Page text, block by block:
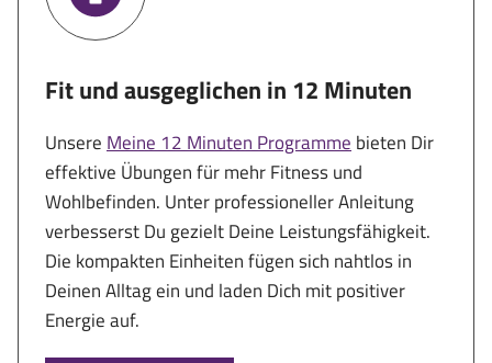
Fit und ausgeglichen in 12 Minuten
UnsereMeine 12 Minuten Programmebieten Dir
effektive Übungen für mehr Fitness und
Wohlbefinden. Unter professioneller Anleitung
verbesserst Du gezielt Deine Leistungsfähigkeit.
Die kompakten Einheiten fügen sich nahtlos in
Deinen Alltag ein und laden Dich mit positiver
Energie auf.